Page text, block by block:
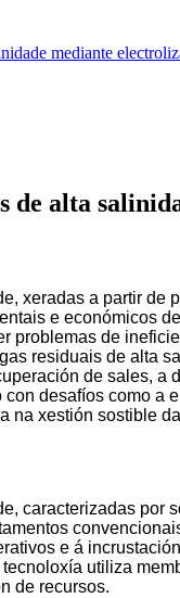
mediante
de alta
xeradas a partir de
e económicos
problemas de
residuais de alta
de sales, a
desafíos como a
na xestión sostible
caracterizadas por
e á
utiliza
de recursos.